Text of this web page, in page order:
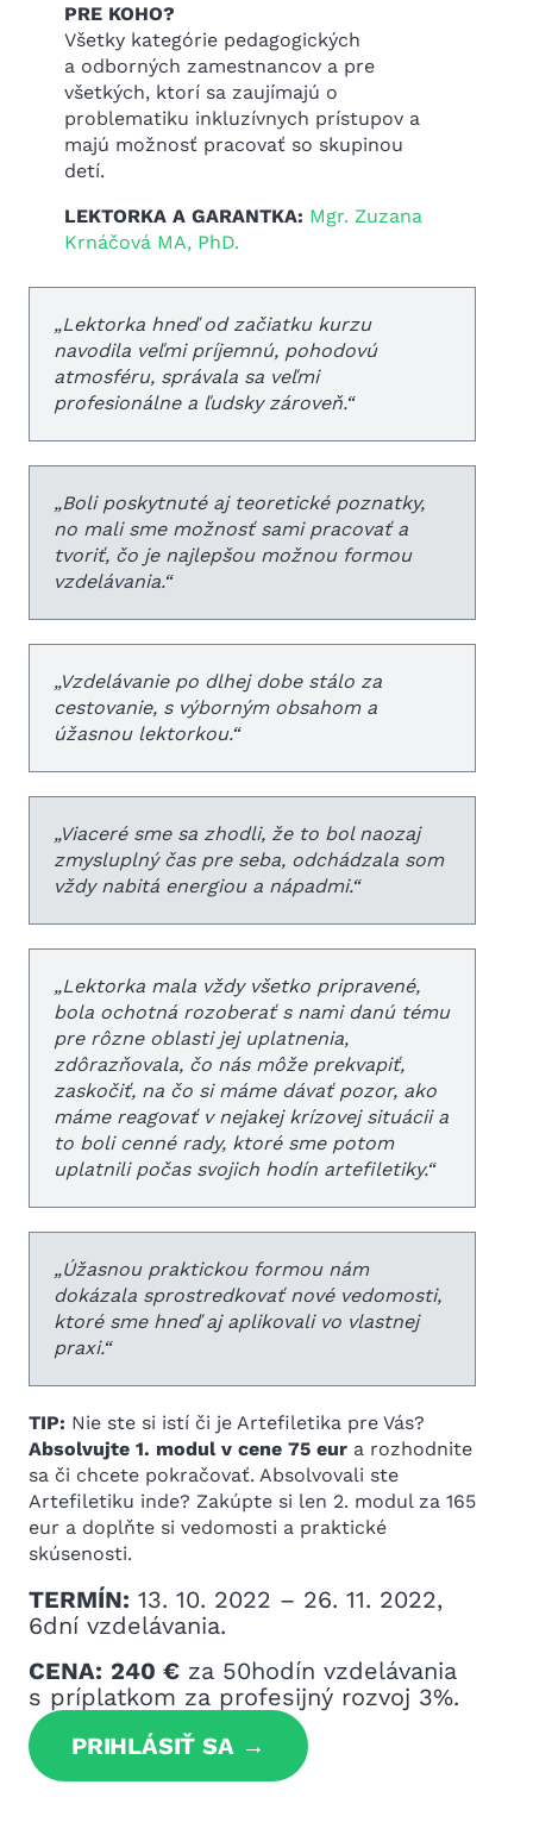
PRE KOHO?
Všetky kategórie pedagogických
a odborných zamestnancov a pre
všetkých, ktorí sa zaujímajú o
problematiku inkluzívnych prístupov a
majú možnosť pracovať so skupinou
detí.
LEKTORKA A GARANTKA: Mgr. Zuzana
Krnáčová MA, PhD.
„Lektorka hneď od začiatku kurzu
navodila veľmi príjemnú, pohodovú
atmosféru, správala sa veľmi
profesionálne a ľudsky zároveň.“
„Boli poskytnuté aj teoretické poznatky,
no mali sme možnosť sami pracovať a
tvoriť, čo je najlepšou možnou formou
vzdelávania.“
„Vzdelávanie po dlhej dobe stálo za
cestovanie, s výborným obsahom a
úžasnou lektorkou.“
„Viaceré sme sa zhodli, že to bol naozaj
zmysluplný čas pre seba, odchádzala som
vždy nabitá energiou a nápadmi.“
„Lektorka mala vždy všetko pripravené,
bola ochotná rozoberať s nami danú tému
pre rôzne oblasti jej uplatnenia,
zdôrazňovala, čo nás môže prekvapiť,
zaskočiť, na čo si máme dávať pozor, ako
máme reagovať v nejakej krízovej situácii a
to boli cenné rady, ktoré sme potom
uplatnili počas svojich hodín artefiletiky.“
„Úžasnou praktickou formou nám
dokázala sprostredkovať nové vedomosti,
ktoré sme hneď aj aplikovali vo vlastnej
praxi.“
TIP: Nie ste si istí či je Artefiletika pre Vás?
Absolvujte 1. modul v cene 75 eur a rozhodnite
sa či chcete pokračovať. Absolvovali ste
Artefiletiku inde? Zakúpte si len 2. modul za 165
eur a doplňte si vedomosti a praktické
skúsenosti.
TERMÍN: 13. 10. 2022 – 26. 11. 2022,
6dní vzdelávania.
CENA: 240 € za 50hodín vzdelávania
s príplatkom za profesijný rozvoj 3%.
PRIHLÁSIŤ SA